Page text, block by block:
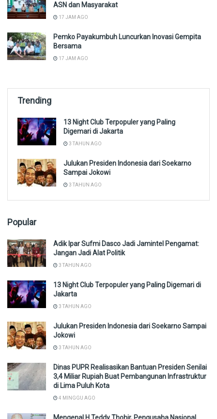
ASN dan Masyarakat
17 JAM AGO
Pemko Payakumbuh Luncurkan Inovasi Gempita
Bersama
17 JAM AGO
Trending
13 Night Club Terpopuler yang Paling
Digemari di Jakarta
3 TAHUN AGO
Julukan Presiden Indonesia dari Soekarno
Sampai Jokowi
3 TAHUN AGO
Popular
Adik Ipar Sufmi Dasco Jadi Jamintel Pengamat:
Jangan Jadi Alat Politik
3 TAHUN AGO
13 Night Club Terpopuler yang Paling Digemari di
Jakarta
3 TAHUN AGO
Julukan Presiden Indonesia dari Soekarno Sampai
Jokowi
3 TAHUN AGO
Dinas PUPR Realisasikan Bantuan Presiden Senilai
3,4 Miliar Rupiah Buat Pembangunan Infrastruktur
di Lima Puluh Kota
4 MINGGU AGO
Mengenal H Teddy Thohir, Pengusaha Nasional